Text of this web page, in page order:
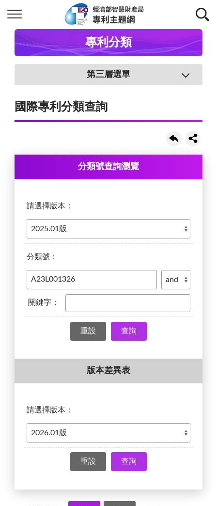
專利分類
第三層選單
國際專利分類查詢
分類號查詢瀏覽
請選擇版本：
分類號：
關鍵字：
查詢
版本差異表
請選擇版本：
查詢